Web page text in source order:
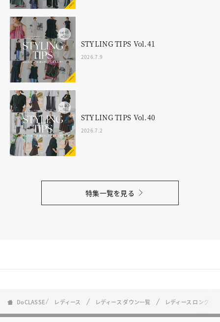
STYLING TIPS Vol.41
2026.7.9
STYLING TIPS Vol.40
2026.7.2
特集一覧を見る
DoCLASSE レディース レディース ダウン一覧 レディース ロングダ